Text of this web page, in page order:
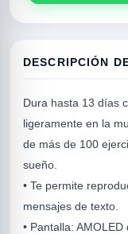
DESCRIPCIÓN
Dura hasta 13 días
ligeramente en la
de más de 100
sueño.
• Te permite
mensajes de texto.
• Pantalla: